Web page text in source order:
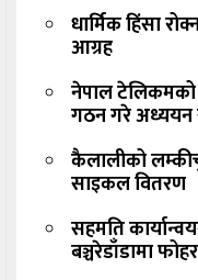
धार्मिक हिंसा
आग्रह
नेपाल टेलिकमको
गठन गरे अध्ययन
कैलालीको
साइकल वितरण
सहमति
बञ्चरेडाँडामा